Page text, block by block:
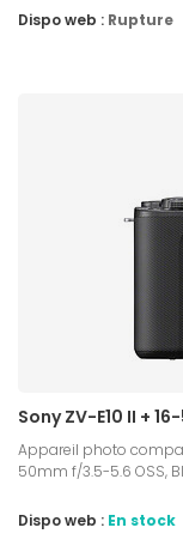
Dispo web : Rupture
Sony ZV-E10 II +
Appareil photo
50mm f/3.5-5.6 OSS,
Dispo web : En stock